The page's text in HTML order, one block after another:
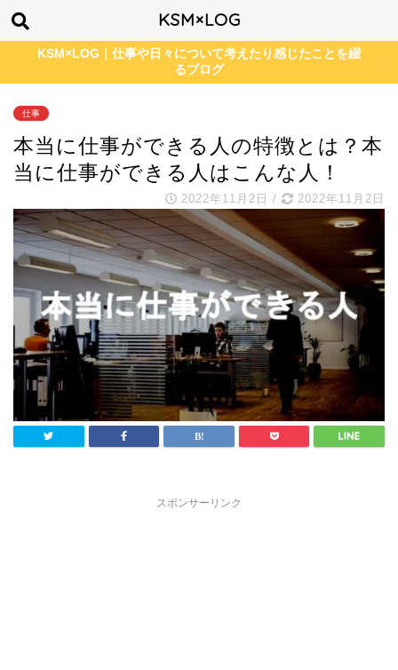
KSM×LOG
KSM×LOG｜仕事や日々について考えたり感じたことを綴
るブログ
仕事
本当に仕事ができる人の特徴とは？本
当に仕事ができる人はこんな人！
2022年11月2日 / 2022年11月2日
スポンサーリンク